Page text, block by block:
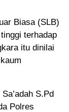
Biasa (SLB)
terhadap
itu dinilai
S.Pd
Polres